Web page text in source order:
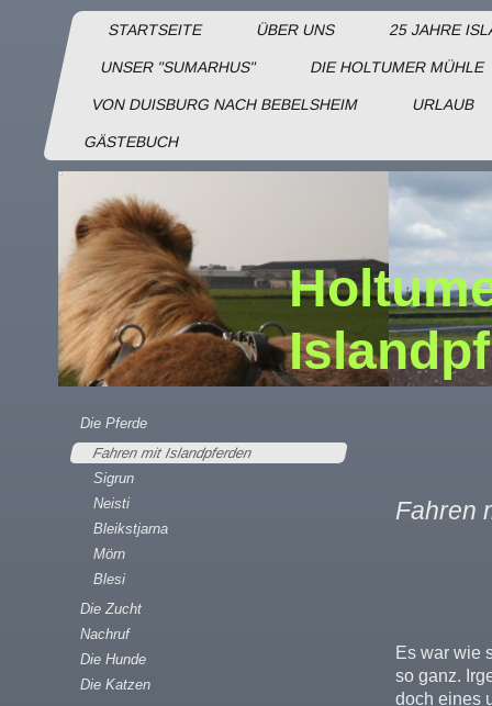
STARTSEITE ÜBER UNS 25 JAHRE
UNSER "SUMARHUS" DIE HOLTUMER MÜHLE
VON DUISBURG NACH BEBELSHEIM URLAUB
GÄSTEBUCH
Fahren
Es war wie
so ganz.
doch eines
Die Pferde
Fahren mit Islandpferden
Sigrun
Neisti
Bleikstjarna
Mörn
Blesi
Die Zucht
Nachruf
Die Hunde
Die Katzen